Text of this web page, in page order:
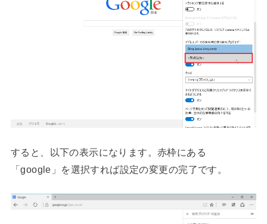
すると、以下の表示になります。赤枠にある
「google」を選択すれば設定の変更の完了です。